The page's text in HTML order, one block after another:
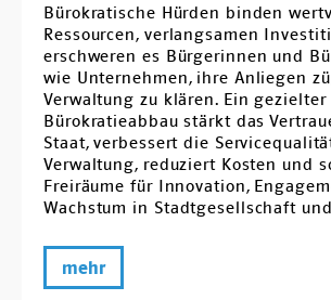
Bürokratische Hürden binden
Ressourcen, verlangsamen
erschweren es Bürgerinnen und
wie Unternehmen, ihre Anliegen
Verwaltung zu klären. Ein gezielter
Bürokratieabbau stärkt das
Staat, verbessert die
Verwaltung, reduziert Kosten und
Freiräume für Innovation,
Wachstum in Stadtgesellschaft
mehr